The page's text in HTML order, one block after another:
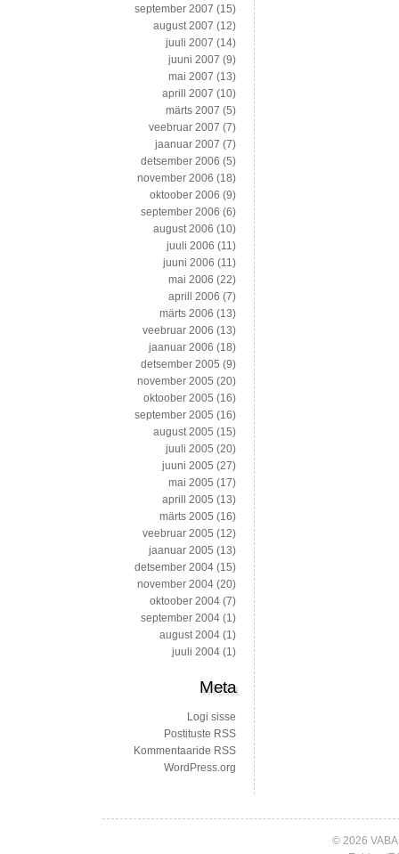
september 2007 (15)
august 2007 (12)
juuli 2007 (14)
juuni 2007 (9)
mai 2007 (13)
aprill 2007 (10)
märts 2007 (5)
veebruar 2007 (7)
jaanuar 2007 (7)
detsember 2006 (5)
november 2006 (18)
oktoober 2006 (9)
september 2006 (6)
august 2006 (10)
juuli 2006 (11)
juuni 2006 (11)
mai 2006 (22)
aprill 2006 (7)
märts 2006 (13)
veebruar 2006 (13)
jaanuar 2006 (18)
detsember 2005 (9)
november 2005 (20)
oktoober 2005 (16)
september 2005 (16)
august 2005 (15)
juuli 2005 (20)
juuni 2005 (27)
mai 2005 (17)
aprill 2005 (13)
märts 2005 (16)
veebruar 2005 (12)
jaanuar 2005 (13)
detsember 2004 (15)
november 2004 (20)
oktoober 2004 (7)
september 2004 (1)
august 2004 (1)
juuli 2004 (1)
Meta
Logi sisse
Postituste RSS
Kommentaaride RSS
WordPress.org
© 2026